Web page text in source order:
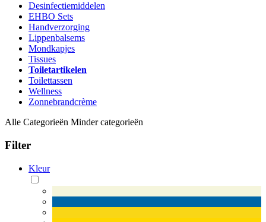
Desinfectiemiddelen
EHBO Sets
Handverzorging
Lippenbalsems
Mondkapjes
Tissues
Toiletartikelen
Toilettassen
Wellness
Zonnebrandcrème
Alle Categorieën Minder categorieën
Filter
Kleur